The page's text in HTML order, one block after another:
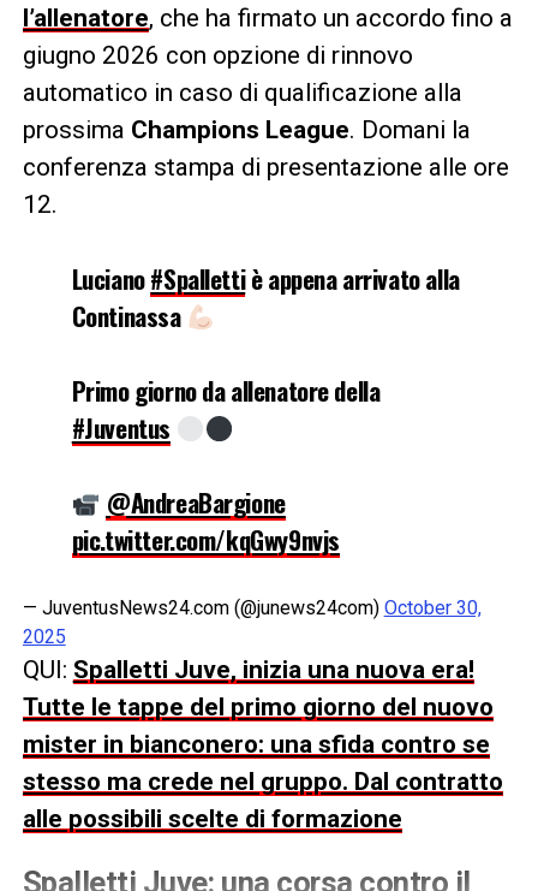
l’allenatore, che ha firmato un accordo fino a
giugno 2026 con opzione di rinnovo
automatico in caso di qualificazione alla
prossima Champions League. Domani la
conferenza stampa di presentazione alle ore
12.
Luciano#Spallettiè appena arrivato alla
Continassa
Primo giorno da allenatore della
#Juventus
@AndreaBargione
pic.twitter.com/kqGwy9nvjs
— JuventusNews24.com (@junews24com) October 30,
2025
QUI: Spalletti Juve, inizia una nuova era!
Tutte le tappe del primo giorno del nuovo
mister in bianconero: una sfida contro se
stesso ma crede nel gruppo. Dal contratto
alle possibili scelte di formazione
Spalletti Juve: una corsa contro il